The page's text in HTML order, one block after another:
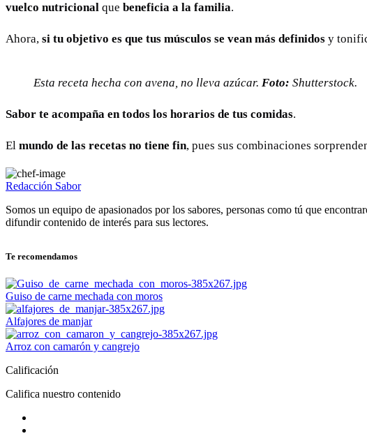
vuelco nutricional que beneficia a la familia.
Ahora, si tu objetivo es que tus músculos se vean más definidos y
Esta receta hecha con avena, no lleva azúcar. Foto: Shutterstock.
Sabor te acompaña en todos los horarios de tus comidas.
El mundo de las recetas no tiene fin, pues sus combinaciones
Redacción Sabor
Somos un equipo de apasionados por los sabores, personas como tú que
difundir contenido de interés para sus lectores.
Te recomendamos
Guiso de carne mechada con moros
Alfajores de manjar
Arroz con camarón y cangrejo
Calificación
Califica nuestro contenido